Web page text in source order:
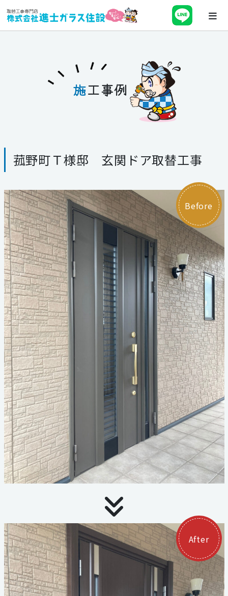
施工事例
スタッフ紹介
お見積り・お問い合わせ
個人情報保護方針
サイトマップ
代表電話
059-324-3068
三泗エリア直通
059-324-3068
桑員エリア直通
059-315-4714
FAX
059-324-2941
電話受付：9：00〜17：00
定休日：日曜・祝日
施工事例
菰野町Ｔ様邸 玄関ドア取替工事
Before
After